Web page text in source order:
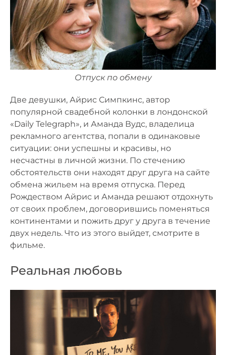
Отпуск по обмену
Две девушки, Айрис Симпкинс, автор
популярной свадебной колонки в лондонской
«Daily Telegraph», и Аманда Вудс, владелица
рекламного агентства, попали в одинаковые
ситуации: они успешны и красивы, но
несчастны в личной жизни. По стечению
обстоятельств они находят друг друга на сайте
обмена жильем на время отпуска. Перед
Рождеством Айрис и Аманда решают отдохнуть
от своих проблем, договорившись поменяться
континентами и пожить друг у друга в течение
двух недель. Что из этого выйдет, смотрите в
фильме.
Реальная любовь